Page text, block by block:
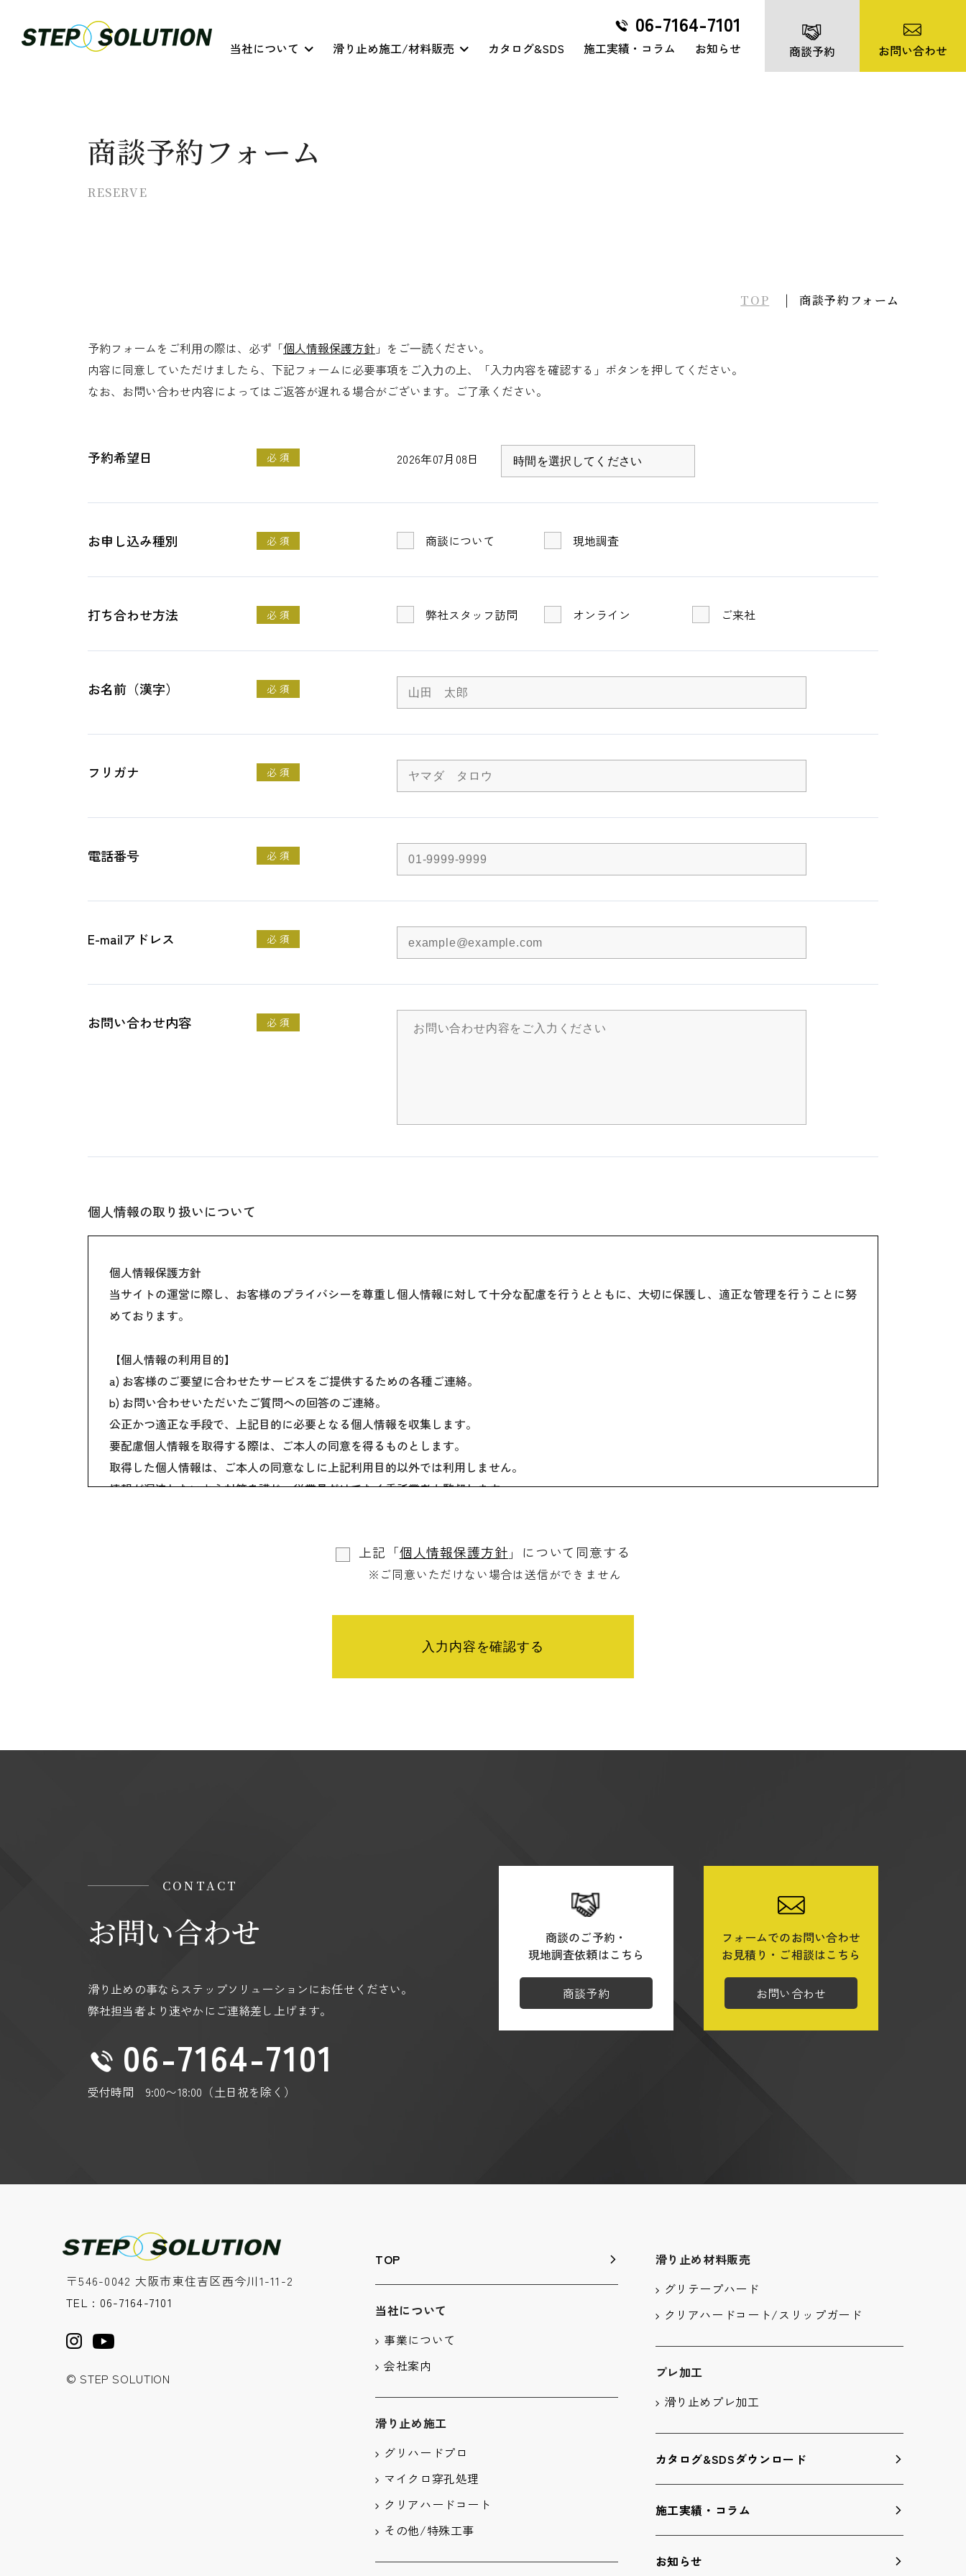
06-7164-7101
当社について 滑り止め施工/材料販売 カタログ&SDS 施工実績・コラム お知らせ 商談予約 お問い合わせ
商談予約フォーム
RESERVE
TOP 商談予約フォーム
予約フォームをご利⽤の際は、必ず「個人情報保護方針 」をご⼀読ください。
内容に同意していただけましたら、下記フォームに必要事項をご⼊⼒の上、「入力内容を確認する」ボタンを押してください。
なお、お問い合わせ内容によってはご返答が遅れる場合がございます。ご了承ください。
予約希望日 必 須 2026年07月08日
お申し込み種別 必 須 商談について 現地調査
打ち合わせ方法 必 須 弊社スタッフ訪問 オンライン ご来社
お名前（漢字） 必 須
フリガナ 必 須
電話番号 必 須
E-mailアドレス 必 須
お問い合わせ内容 必 須
個人情報の取り扱いについて
個人情報保護方針
当サイトの運営に際し、お客様のプライバシーを尊重し個人情報に対して十分な配慮を行うとともに、大切に保護し、適正な管理を行うことに努
めております。
【個人情報の利用目的】
a) お客様のご要望に合わせたサービスをご提供するための各種ご連絡。
b) お問い合わせいただいたご質問への回答のご連絡。
公正かつ適正な手段で、上記目的に必要となる個人情報を収集します。
要配慮個人情報を取得する際は、ご本人の同意を得るものとします。
取得した個人情報は、ご本人の同意なしに上記利用目的以外では利用しません。
情報が漏洩しないよう対策を講じ、従業員だけでなく委託業者も監督します。
公開された個人情報が事実と異なる場合、訂正や削除に応じます。
個人情報の取り扱いに関する苦情に対し、適切・迅速に対処します。
【Googleアナリティクスの使用について】
みなします。
Googleのプライバシーポリシー
https://policies.google.com/privacy?hl=ja
上記「個人情報保護方針 」について同意する
※ご同意いただけない場合は送信ができません
CONTACT
お問い合わせ
滑り止めの事ならステップソリューションにお任せください。
弊社担当者より速やかにご連絡差し上げます。
06-7164-7101
受付時間 9:00〜18:00（土日祝を除く）
商談のご予約・
現地調査依頼はこちら
商談予約
フォームでのお問い合わせ
お見積り・ご相談はこちら
お問い合わせ
〒546-0042 大阪市東住吉区西今川1-11-2
TEL : 06-7164-7101
© STEP SOLUTION
TOP
当社について
事業について
会社案内
滑り止め施工
グリハードプロ
マイクロ穿孔処理
クリアハードコート
その他/特殊工事
滑り止め材料販売
グリテープハード
クリアハードコート/スリップガード
プレ加工
滑り止めプレ加工
カタログ&SDSダウンロード
施工実績・コラム
お知らせ